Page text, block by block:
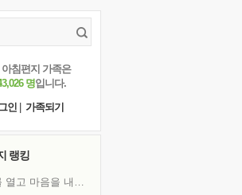
아침편지 가족은
명입니다.
인
가족되기
랭킹
귀를 열고 마음을 내어주고